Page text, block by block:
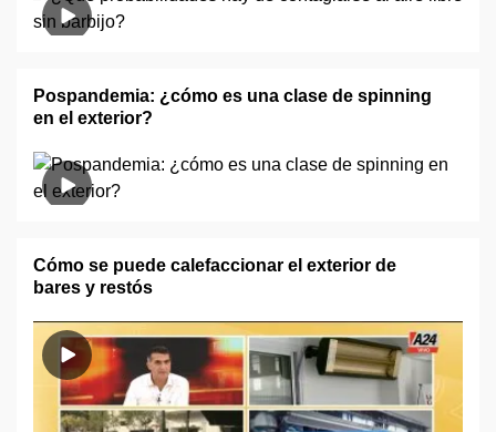
Pospandemia: ¿cómo es una clase de spinning
en el exterior?
Cómo se puede calefaccionar el exterior de
bares y restós